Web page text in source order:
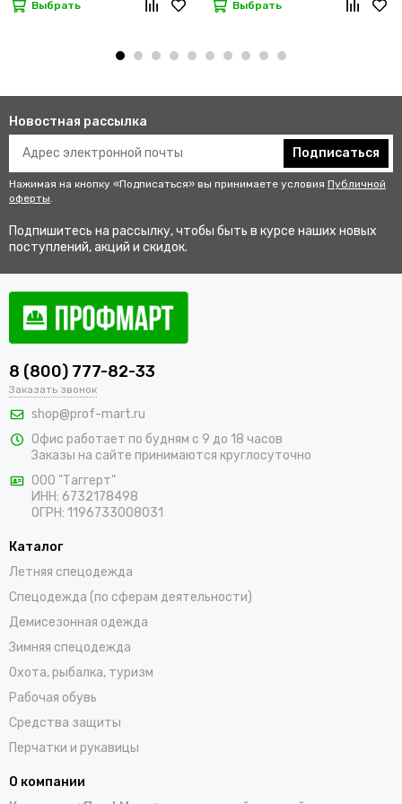
Выбрать
Выбрать
Новостная рассылка
Подписаться
Нажимая на кнопку «Подписаться» вы принимаете условия Публичной
оферты.
Подпишитесь на рассылку, чтобы быть в курсе наших новых
поступлений, акций и скидок.
8 (800) 777-82-33
Заказать звонок
shop@prof-mart.ru
Офис работает по будням с 9 до 18 часов
Заказы на сайте принимаются круглосуточно
ООО "Таггерт"
ИНН: 6732178498
ОГРН: 1196733008031
Каталог
Летняя спецодежда
Спецодежда (по сферам деятельности)
Демисезонная одежда
Зимняя спецодежда
Охота, рыбалка, туризм
Рабочая обувь
Средства защиты
Перчатки и рукавицы
О компании